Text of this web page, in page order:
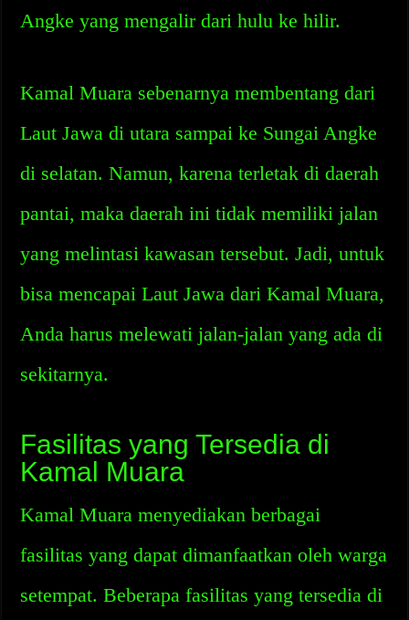
Angke yang mengalir dari hulu ke hilir.
Kamal Muara sebenarnya membentang dari
Laut Jawa di utara sampai ke Sungai Angke
di selatan. Namun, karena terletak di daerah
pantai, maka daerah ini tidak memiliki jalan
yang melintasi kawasan tersebut. Jadi, untuk
bisa mencapai Laut Jawa dari Kamal Muara,
Anda harus melewati jalan-jalan yang ada di
sekitarnya.
Fasilitas yang Tersedia di
Kamal Muara
Kamal Muara menyediakan berbagai
fasilitas yang dapat dimanfaatkan oleh warga
setempat. Beberapa fasilitas yang tersedia di